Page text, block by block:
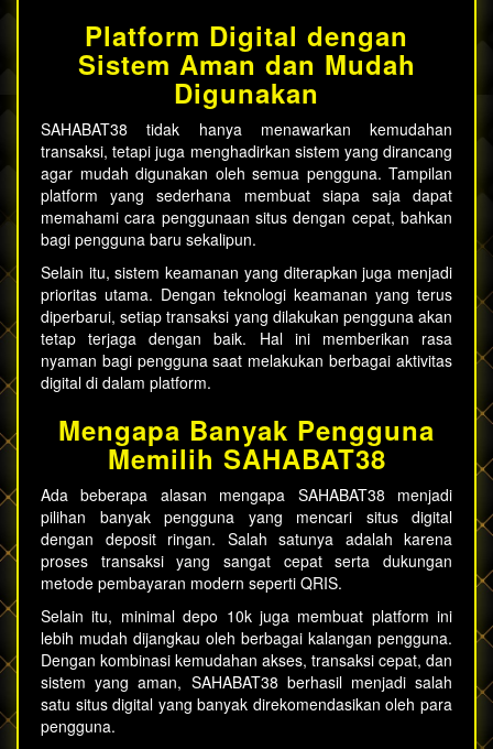
Platform Digital dengan
Sistem Aman dan Mudah
Digunakan
SAHABAT38 tidak hanya menawarkan kemudahan
transaksi, tetapi juga menghadirkan sistem yang dirancang
agar mudah digunakan oleh semua pengguna. Tampilan
platform yang sederhana membuat siapa saja dapat
memahami cara penggunaan situs dengan cepat, bahkan
bagi pengguna baru sekalipun.
Selain itu, sistem keamanan yang diterapkan juga menjadi
prioritas utama. Dengan teknologi keamanan yang terus
diperbarui, setiap transaksi yang dilakukan pengguna akan
tetap terjaga dengan baik. Hal ini memberikan rasa
nyaman bagi pengguna saat melakukan berbagai aktivitas
digital di dalam platform.
Mengapa Banyak Pengguna
Memilih SAHABAT38
Ada beberapa alasan mengapa SAHABAT38 menjadi
pilihan banyak pengguna yang mencari situs digital
dengan deposit ringan. Salah satunya adalah karena
proses transaksi yang sangat cepat serta dukungan
metode pembayaran modern seperti QRIS.
Selain itu, minimaldepo 10kjuga membuat platform ini
lebih mudah dijangkau oleh berbagai kalangan pengguna.
Dengan kombinasi kemudahan akses, transaksi cepat, dan
sistem yang aman, SAHABAT38 berhasil menjadi salah
satu situs digital yang banyak direkomendasikan oleh para
pengguna.